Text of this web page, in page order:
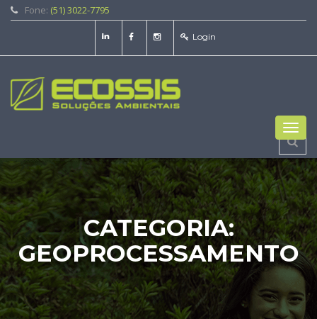
Fone: (51) 3022-7795
Login
CATEGORIA:
GEOPROCESSAMENTO